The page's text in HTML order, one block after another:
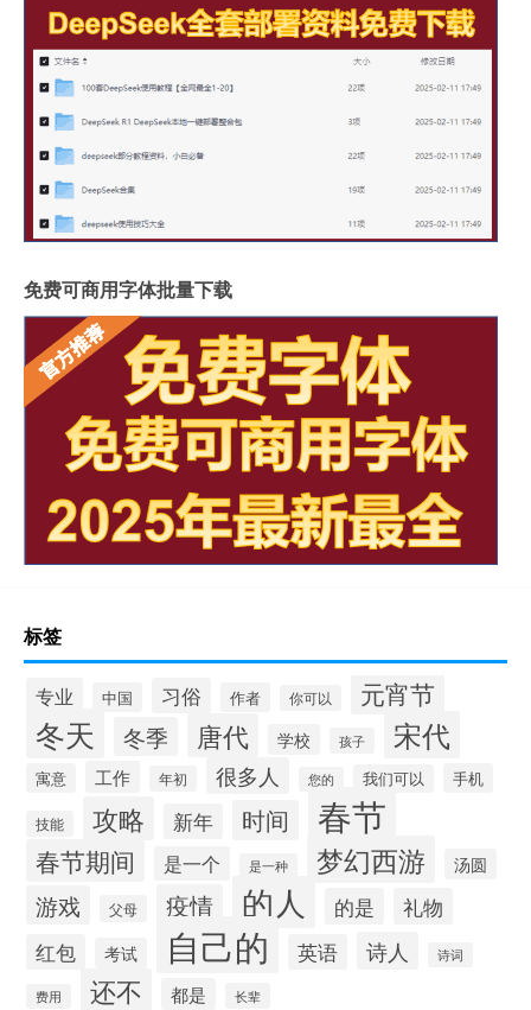
免费可商用字体批量下载
标签
专业 中国 习俗 作者 你可以 元宵节
冬天 冬季 唐代 学校 孩子 宋代
寓意 工作 年初 很多人 您的 我们可以 手机
技能 攻略 新年 时间 春节
春节期间 是一个 是一种 梦幻西游 汤圆
游戏 父母 疫情 的人 的是 礼物
红包 考试 自己的 英语 诗人 诗词
费用 还不 都是 长辈